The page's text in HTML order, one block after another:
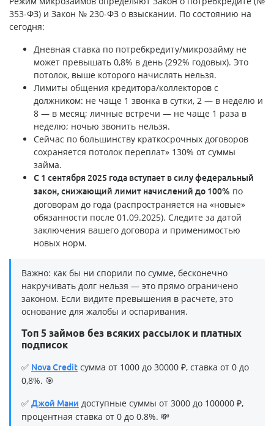
353-ФЗ) и Закон № 230-ФЗ о взыскании. По состоянию на
сегодня:
Дневная ставка по потребкредиту/микрозайму не
может превышать 0,8% в день (292% годовых). Это
потолок, выше которого начислять нельзя.
Лимиты общения кредитора/коллекторов с
должником: не чаще 1 звонка в сутки, 2 — в неделю и
8 — в месяц; личные встречи — не чаще 1 раза в
неделю; ночью звонить нельзя.
Сейчас по большинству краткосрочных договоров
сохраняется потолок переплат» 130% от суммы
займа.
С 1 сентября 2025 года вступает в силу федеральный
закон, снижающий лимит начислений до 100% по
договорам до года (распространяется на «новые»
обязанности после 01.09.2025). Следите за датой
заключения вашего договора и применимостью
новых норм.
Важно: как бы ни спорили по сумме, бесконечно
накручивать долг нельзя — это прямо ограничено
законом. Если видите превышения в расчете, это
основание для жалобы и оспаривания.
Топ 5 займов без всяких рассылок и платных
подписок
✅ Nova Credit сумма от 1000 до 30000 ₽, ставка от 0 до
0,8%. 🎯
✅ Джой Мани доступные суммы от 3000 до 100000 ₽,
процентная ставка от 0 до 0.8%. 💸